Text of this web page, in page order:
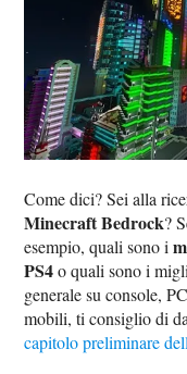
Come dici? Sei alla
Minecraft Bedrock?
esempio, quali sono i
PS4o quali sono i
generale su console,
mobili, ti consiglio di
capitolo preliminare